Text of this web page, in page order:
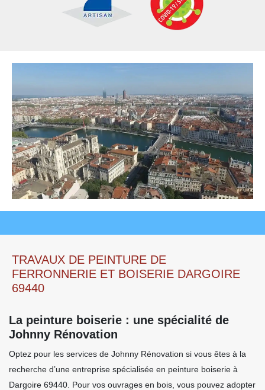
TRAVAUX DE PEINTURE DE
FERRONNERIE ET BOISERIE DARGOIRE
69440
La peinture boiserie : une spécialité de
Johnny Rénovation
Optez pour les services de Johnny Rénovation si vous êtes à la
recherche d’une entreprise spécialisée en peinture boiserie à
Dargoire 69440. Pour vos ouvrages en bois, vous pouvez adopter